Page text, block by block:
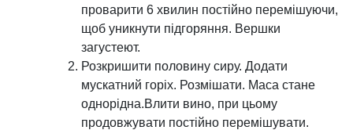
проварити 6 хвилин постійно перемішуючи,
щоб уникнути підгоряння. Вершки
загустеют.
Розкришити половину сиру. Додати
мускатний горіх. Розмішати. Маса стане
однорідна.Влити вино, при цьому
продовжувати постійно перемішувати.